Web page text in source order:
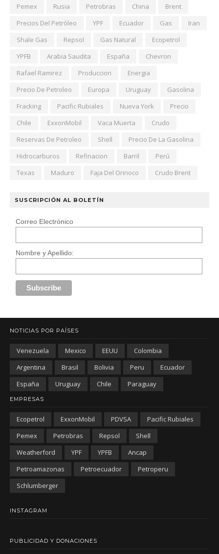
Pemex
Rusia Petrobras China
Brent
Precios Del Petróleo
YPF Ecuador Gas
Iran
Shale Gas
Repsol Gas Natural
Ecopetrol
YPFB
Arabia Saudita España
Chevron
Rafael Ramirez
Produccion
Energia
Precio De Petroleo
Europa Uruguay
Gasolina
Fracking
Pacific Rubiales Nueva York
Precio
Chile
ExxonMobil Vaca Muerta
Crudo
Reservas De Petroleo
Shell
Precio De La Gasolina
Hidrocarburos
Refinacion Barril
Perú
Texas
Maduro Faja Del Orinoco Crudo Brent
SUSCRIPCIÓN AL BOLETÍN
Correo Electrónico
Nombre y Apellido:
NOTICIAS POR PAÍSES
Venezuela Mexico EEUU
Colombia
Argentina
Brasil Bolivia Peru
Ecuador
España
Uruguay Chile Paraguay
EMPRESAS
Ecopetrol ExxonMobil PDVSA
Pacific Rubiales
Pemex
Petrobras Repsol
Shell
Weatherford
YPF YPFB
Ancap
Petroamazonas
Petroecuador
Petroperu
Schlumberger
INSTAGRAM
PUBLICIDAD Y DONACIONES